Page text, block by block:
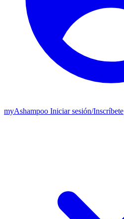
myAshampoo Iniciar sesión/Inscríbete